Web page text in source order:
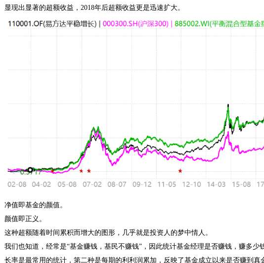
显现出显著的超额收益，2018年后超额收益更是迅速扩大。
净值即基金的颜值。
颜值即正义。
这种超额随着时间累积而增大的图形，几乎就是投资人的梦中情人。
我们也知道，经常是“基金赚钱，基民不赚钱”，因此统计基金经理是否赚钱，赚多
长率是最常用的统计，第二种是每期的利利润累加，反映了基金成立以来是否赚到